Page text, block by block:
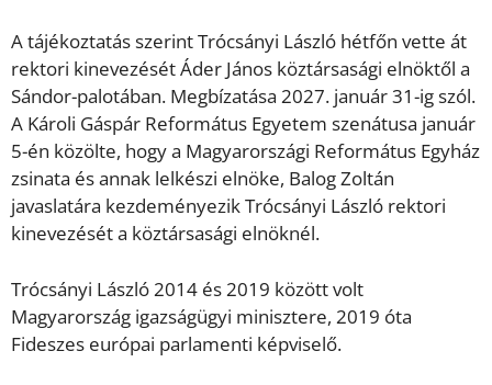
A tájékoztatás szerint Trócsányi László hétfőn vette át
rektori kinevezését Áder János köztársasági elnöktől a
Sándor-palotában. Megbízatása 2027. január 31-ig szól.
A Károli Gáspár Református Egyetem szenátusa január
5-én közölte, hogy a Magyarországi Református Egyház
zsinata és annak lelkészi elnöke, Balog Zoltán
javaslatára kezdeményezik Trócsányi László rektori
kinevezését a köztársasági elnöknél.
Trócsányi László 2014 és 2019 között volt
Magyarország igazságügyi minisztere, 2019 óta
Fideszes európai parlamenti képviselő.